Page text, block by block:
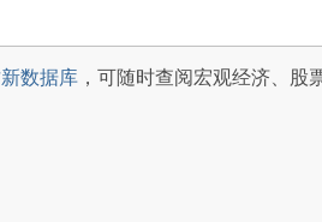
数据库 ，可随时查阅宏观经济、股